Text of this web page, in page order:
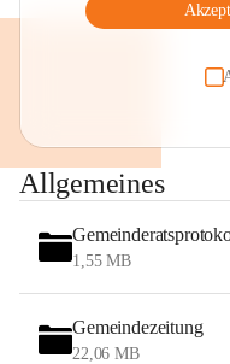
Allgemeines
1,55 MB
Gemeindezeitung
22,06 MB